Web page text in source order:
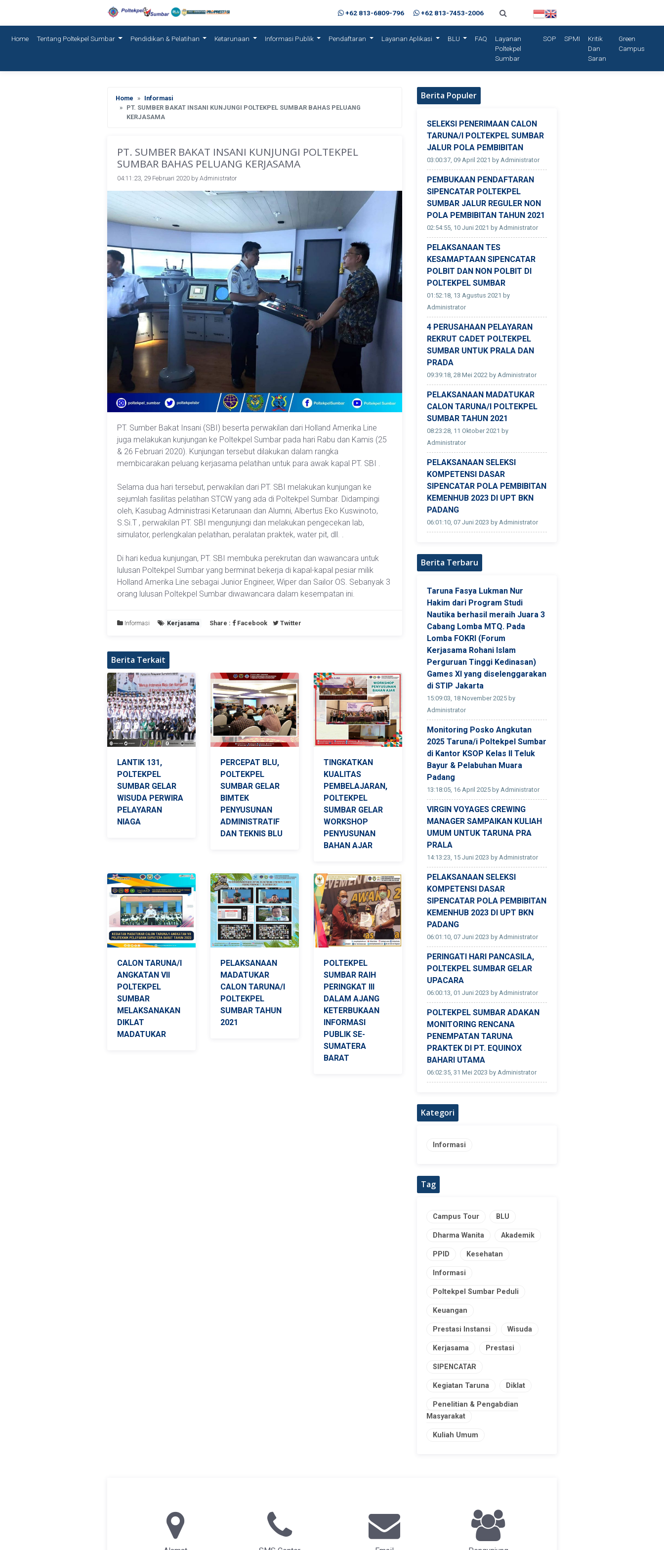
+62 813-6809-796 +62 813-7453-2006
Home(current)
Tentang Poltekpel Sumbar Pendidikan & Pelatihan Ketarunaan Informasi Publik Pendaftaran Layanan Aplikasi BLU FAQ
Layanan
Poltekpel
Sumbar
SOP SPMI
Kritik
Dan
Saran
Green
Campus
Home
Informasi
PT. SUMBER BAKAT INSANI KUNJUNGI POLTEKPEL SUMBAR BAHAS PELUANG
KERJASAMA
PT. SUMBER BAKAT INSANI KUNJUNGI POLTEKPEL
SUMBAR BAHAS PELUANG KERJASAMA
04:11:23, 29 Februari 2020 by Administrator
PT. Sumber Bakat Insani (SBI) beserta perwakilan dari Holland Amerika Line
juga melakukan kunjungan ke Poltekpel Sumbar pada hari Rabu dan Kamis (25
& 26 Februari 2020). Kunjungan tersebut dilakukan dalam rangka
membicarakan peluang kerjasama pelatihan untuk para awak kapal PT. SBI .
Selama dua hari tersebut, perwakilan dari PT. SBI melakukan kunjungan ke
sejumlah fasilitas pelatihan STCW yang ada di Poltekpel Sumbar. Didampingi
oleh, Kasubag Administrasi Ketarunaan dan Alumni, Albertus Eko Kuswinoto,
S.Si.T , perwakilan PT. SBI mengunjungi dan melakukan pengecekan lab,
simulator, perlengkalan pelatihan, peralatan praktek, water pit, dll. .
Di hari kedua kunjungan, PT. SBI membuka perekrutan dan wawancara untuk
lulusan Poltekpel Sumbar yang berminat bekerja di kapal-kapal pesiar milik
Holland Amerika Line sebagai Junior Engineer, Wiper dan Sailor OS. Sebanyak 3
orang lulusan Poltekpel Sumbar diwawancara dalam kesempatan ini.
Informasi Kerjasama Share : Facebook Twitter
Berita Terkait
LANTIK 131,
POLTEKPEL
SUMBAR GELAR
WISUDA PERWIRA
PELAYARAN
NIAGA
PERCEPAT BLU,
POLTEKPEL
SUMBAR GELAR
BIMTEK
PENYUSUNAN
ADMINISTRATIF
DAN TEKNIS BLU
TINGKATKAN
KUALITAS
PEMBELAJARAN,
POLTEKPEL
SUMBAR GELAR
WORKSHOP
PENYUSUNAN
BAHAN AJAR
CALON TARUNA/I
ANGKATAN VII
POLTEKPEL
SUMBAR
MELAKSANAKAN
DIKLAT
MADATUKAR
PELAKSANAAN
MADATUKAR
CALON TARUNA/I
POLTEKPEL
SUMBAR TAHUN
2021
POLTEKPEL
SUMBAR RAIH
PERINGKAT III
DALAM AJANG
KETERBUKAAN
INFORMASI
PUBLIK SE-
SUMATERA
BARAT
Berita Populer
SELEKSI PENERIMAAN CALON
TARUNA/I POLTEKPEL SUMBAR
JALUR POLA PEMBIBITAN
03:00:37, 09 April 2021 by Administrator
PEMBUKAAN PENDAFTARAN
SIPENCATAR POLTEKPEL
SUMBAR JALUR REGULER NON
POLA PEMBIBITAN TAHUN 2021
02:54:55, 10 Juni 2021 by Administrator
PELAKSANAAN TES
KESAMAPTAAN SIPENCATAR
POLBIT DAN NON POLBIT DI
POLTEKPEL SUMBAR
01:52:18, 13 Agustus 2021 by
Administrator
4 PERUSAHAAN PELAYARAN
REKRUT CADET POLTEKPEL
SUMBAR UNTUK PRALA DAN
PRADA
09:39:18, 28 Mei 2022 by Administrator
PELAKSANAAN MADATUKAR
CALON TARUNA/I POLTEKPEL
SUMBAR TAHUN 2021
08:23:28, 11 Oktober 2021 by
Administrator
PELAKSANAAN SELEKSI
KOMPETENSI DASAR
SIPENCATAR POLA PEMBIBITAN
KEMENHUB 2023 DI UPT BKN
PADANG
06:01:10, 07 Juni 2023 by Administrator
Berita Terbaru
Taruna Fasya Lukman Nur
Hakim dari Program Studi
Nautika berhasil meraih Juara 3
Cabang Lomba MTQ. Pada
Lomba FOKRI (Forum
Kerjasama Rohani Islam
Perguruan Tinggi Kedinasan)
Games XI yang diselenggarakan
di STIP Jakarta
15:09:03, 18 November 2025 by
Administrator
Monitoring Posko Angkutan
2025 Taruna/i Poltekpel Sumbar
di Kantor KSOP Kelas II Teluk
Bayur & Pelabuhan Muara
Padang
13:18:05, 16 April 2025 by Administrator
VIRGIN VOYAGES CREWING
MANAGER SAMPAIKAN KULIAH
UMUM UNTUK TARUNA PRA
PRALA
14:13:23, 15 Juni 2023 by Administrator
PELAKSANAAN SELEKSI
KOMPETENSI DASAR
SIPENCATAR POLA PEMBIBITAN
KEMENHUB 2023 DI UPT BKN
PADANG
06:01:10, 07 Juni 2023 by Administrator
PERINGATI HARI PANCASILA,
POLTEKPEL SUMBAR GELAR
UPACARA
06:00:13, 01 Juni 2023 by Administrator
POLTEKPEL SUMBAR ADAKAN
MONITORING RENCANA
PENEMPATAN TARUNA
PRAKTEK DI PT. EQUINOX
BAHARI UTAMA
06:02:35, 31 Mei 2023 by Administrator
Kategori
Informasi
Tag
Campus Tour BLU
Dharma Wanita Akademik
PPID Kesehatan
Informasi
Poltekpel Sumbar Peduli
Keuangan
Prestasi Instansi Wisuda
Kerjasama Prestasi
SIPENCATAR
Kegiatan Taruna Diklat
Penelitian & Pengabdian
Masyarakat
Kuliah Umum